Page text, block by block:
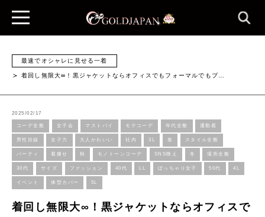
最速でオシャレに見せる一着
着回し無限大∞！黒ジャケットならオフィスでもフォーマルでもプ…
2025/02/17
コーデ全般 女子会 マストバイ モテコーデ 年代全般 通勤着
男性目線 女子力 大人かわいい 社内 3L 春 スタイル全般
パーティ 着痩せ 秋 モノトーンコーデ SNS映え 冬 場所全般
30代 サイズ ファッション 40代 LL ぽっちゃり女子 50代 4L
イベント 体型カバー 5L
着回し無限大∞！黒ジャケットならオフィスで